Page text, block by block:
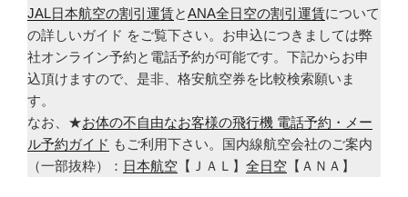
JAL日本航空の割引運賃とANA全日空の割引運賃について
の詳しいガイド をご覧下さい。お申込につきましては弊
社オンライン予約と電話予約が可能です。下記からお申
込頂けますので、是非、格安航空券を比較検索願いま
す。
なお、★お体の不自由なお客様の飛行機 電話予約・メー
ル予約ガイド もご利用下さい。国内線航空会社のご案内
（一部抜粋）： 日本航空 【ＪＡＬ】 全日空 【ＡＮＡ】